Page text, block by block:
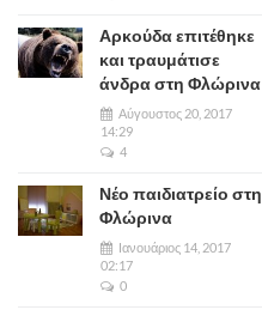
Αρκούδα επιτέθηκε
και τραυμάτισε
άνδρα στη Φλώρινα
Αύγουστος 20, 2017
14:29
4
Νέο παιδιατρείο στη
Φλώρινα
Ιανουάριος 14, 2017
02:17
0